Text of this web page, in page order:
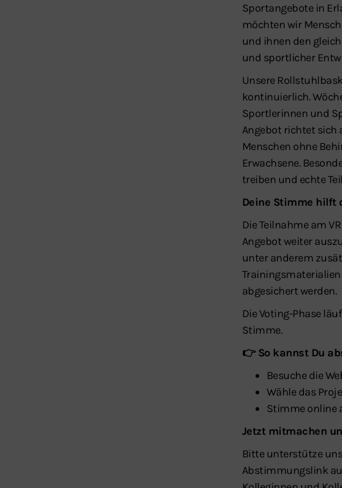
Sportangebote in
möchten wir
und ihnen den
und sportlicher
Unsere
kontinuierlich.
Sportlerinnen und
Angebot richtet
Menschen ohne
Erwachsene.
treiben und echte
Deine Stimme hilft
Die Teilnahme am
Angebot weiter
unter anderem
abgesichert werden.
Die Voting-Phase
Stimme.
👉 So kannst Du
Besuche die
Wähle das
Stimme online
Jetzt mitmachen
Bitte unterstütze
Abstimmungslink